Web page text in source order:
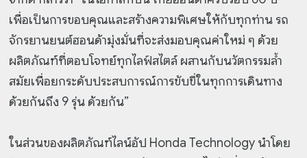
เพื่อเป็นการขอบคุณและสร้างความพิเศษให้กับทุกท่าน รถ
จักรยานยนต์ฮอนด้ามุ่งมั่นที่จะส่งมอบคุณค่าใหม่ ๆ ด้วย
ผลิตภัณฑ์ที่ตอบโจทย์ทุกไลฟ์สไตล์ ผสานกับนวัตกรรมล้ำ
สมัยเพื่อยกระดับประสบการณ์การขับขี่ในทุกการเดินทาง
ด้วยกันถึง 9 รุ่น ด้วยกัน”
ในส่วนของผลิตภัณฑ์ไลน์อัป Honda Technology นำโดย